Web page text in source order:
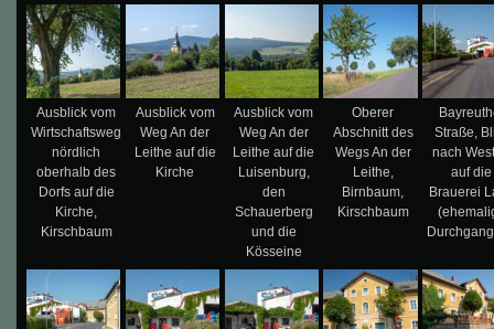
Ausblick vom
Wirtschaftsweg
nördlich
oberhalb des
Dorfs auf die
Kirche,
Kirschbaum
Ausblick vom
Weg An der
Leithe auf die
Kirche
Ausblick vom
Weg An der
Leithe auf die
Luisenburg,
den
Schauerberg
und die
Kösseine
Oberer
Abschnitt des
Wegs An der
Leithe,
Birnbaum,
Kirschbaum
Straße,
nach
auf die
Brauerei